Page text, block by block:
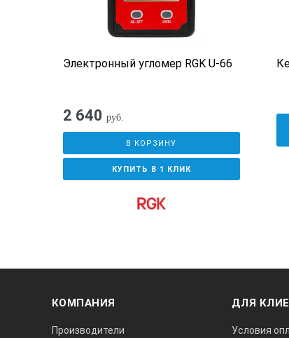
Электронный угломер RGK U-66
2 640 руб.
В КОРЗИНУ
КУПИТЬ В 1 КЛИК
КОМПАНИЯ
Производители
ДЛЯ
Условия